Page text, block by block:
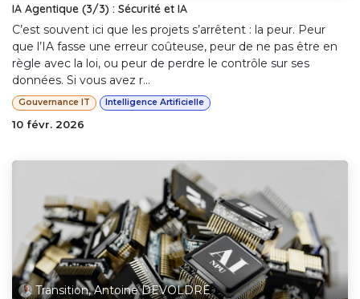
IA Agentique (3/3) : Sécurité et IA
C’est souvent ici que les projets s’arrêtent : la peur. Peur
que l’IA fasse une erreur coûteuse, peur de ne pas être en
règle avec la loi, ou peur de perdre le contrôle sur ses
données. Si vous avez r...
Gouvernance IT Intelligence Artificielle
10 févr. 2026
Transition, Antoine DEVOLDRE